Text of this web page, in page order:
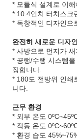
* 모듈식 설계로 이
* 10.4인치 터치스크
* 독창적인 디자인으
완전히 새로운 디자인
* 사방으로 먼지가
* 공랭/수랭 시스템
장합니다.
* 180도 전방위 인쇄
니다.
근무 환경
* 외부 온도
* 작동 온도
* 환경 습도